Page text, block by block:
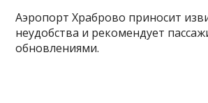
Аэропорт Храброво приносит
неудобства и рекомендует
обновлениями.